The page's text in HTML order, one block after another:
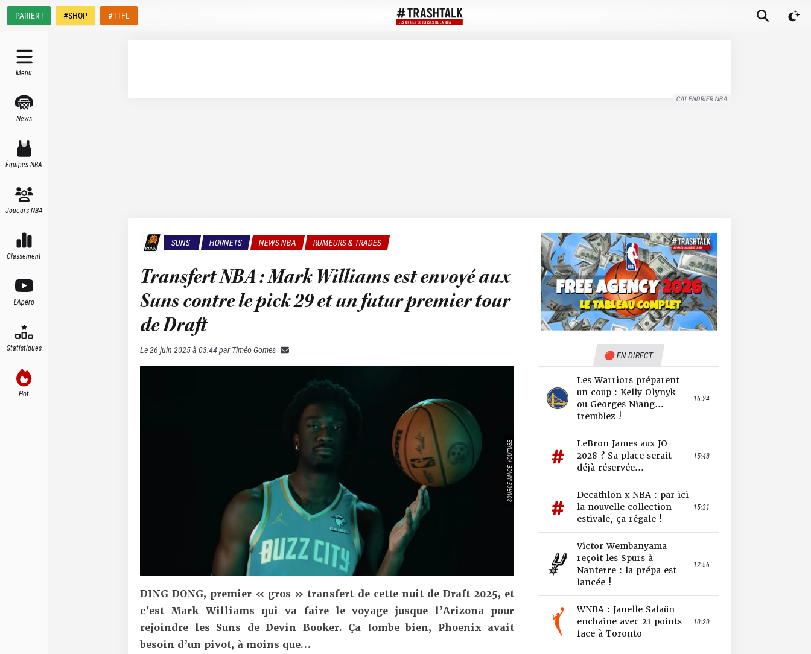
PARIER ! #SHOP #TTFL
Menu
News
Équipes NBA
Joueurs NBA
Classement
L'Apéro
Statistiques
Hot
CALENDRIER NBA
SUNS HORNETS NEWS NBA RUMEURS & TRADES
Transfert NBA : Mark Williams est envoyé aux
Suns contre le pick 29 et un futur premier tour
de Draft
Le26 juin 2025 à 03:44par Timéo Gomes
SOURCE IMAGE: YOUTUBE
DING DONG, premier « gros » transfert de cette nuit de Draft 2025, et
c’est Mark Williams qui va faire le voyage jusque l’Arizona pour
rejoindre les Suns de Devin Booker. Ça tombe bien, Phoenix avait
besoin d’un pivot, à moins que…
🔴 EN DIRECT
Les Warriors préparent
un coup : Kelly Olynyk
ou Georges Niang…
tremblez !
16:24
LeBron James aux JO
2028 ? Sa place serait
déjà réservée...
15:48
Decathlon x NBA : par ici
la nouvelle collection
estivale, ça régale !
15:31
Victor Wembanyama
reçoit les Spurs à
Nanterre : la prépa est
lancée !
12:56
WNBA : Janelle Salaün
enchaine avec 21 points
face à Toronto
10:20